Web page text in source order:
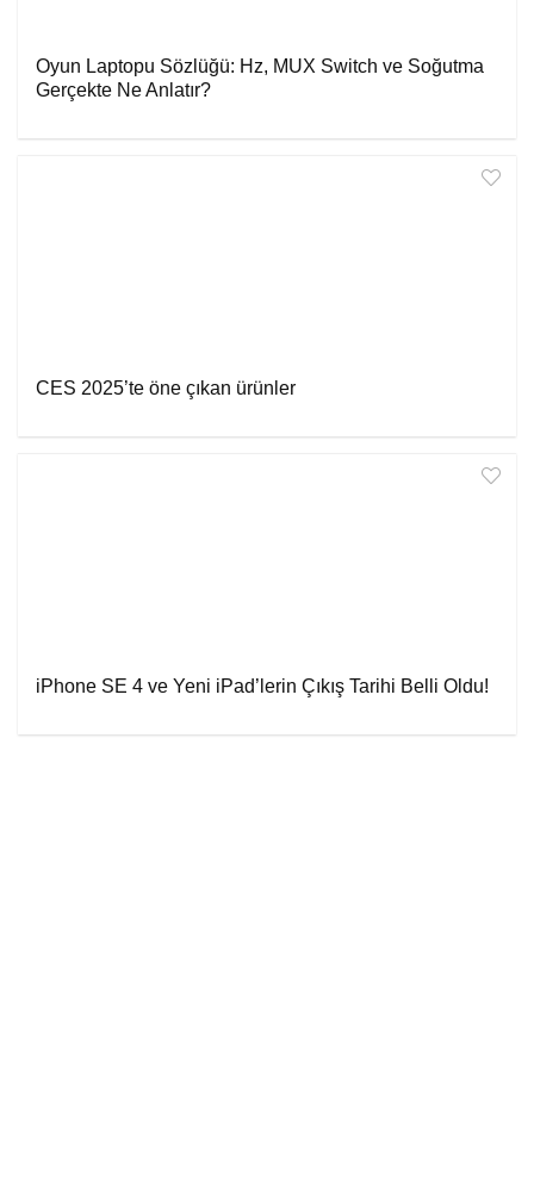
Oyun Laptopu Sözlüğü: Hz, MUX Switch ve Soğutma
Gerçekte Ne Anlatır?
CES 2025’te öne çıkan ürünler
iPhone SE 4 ve Yeni iPad’lerin Çıkış Tarihi Belli Oldu!